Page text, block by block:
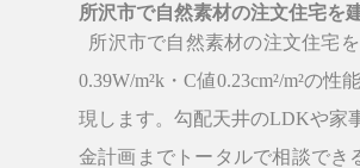
所沢市で自然素材の注文住宅を
所沢市で自然素材の注文住宅
0.39W/m²k・C値0.23cm²/m²の
現します。勾配天井のLDKや家
金計画までトータルで相談でき